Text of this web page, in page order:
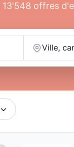
13'548 offres
Ville,